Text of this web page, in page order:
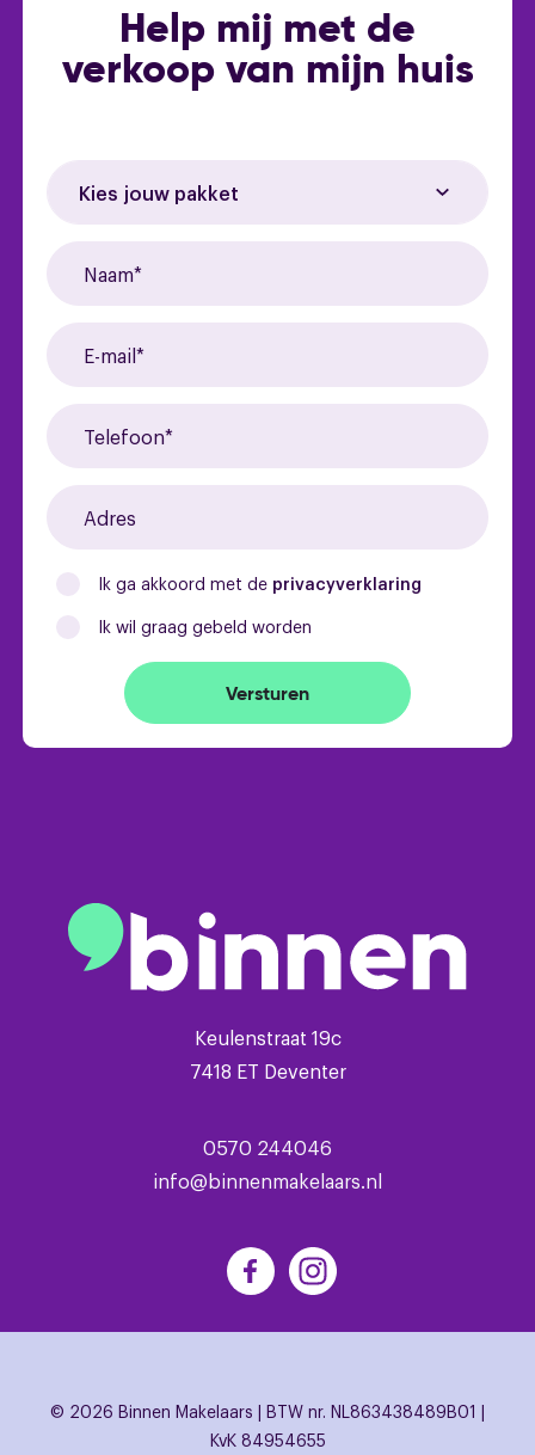
Help mij met de
verkoop van mijn huis
Ik ga akkoord met de privacyverklaring
Ik wil graag gebeld worden
Versturen
Keulenstraat 19c
7418 ET Deventer
0570 244046
info@binnenmakelaars.nl
© 2026 Binnen Makelaars | BTW nr. NL863438489B01 |
KvK 84954655